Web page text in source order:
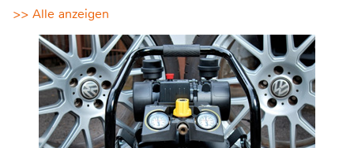
>> Alle anzeigen